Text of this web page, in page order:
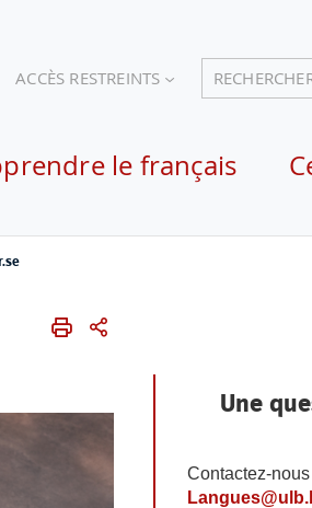
ACCÈS RESTREINTS
le français
Une
Contactez-nous